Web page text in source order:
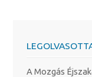
A Mozgás